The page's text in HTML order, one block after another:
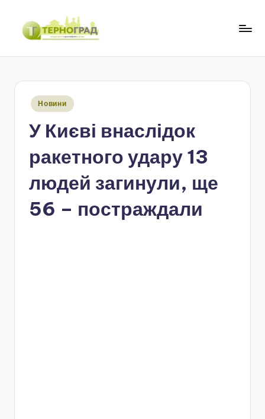
Перейти
Опубліковано
Новини
У Києві внаслідок
ракетного удару 13
людей загинули, ще
56 – постраждали